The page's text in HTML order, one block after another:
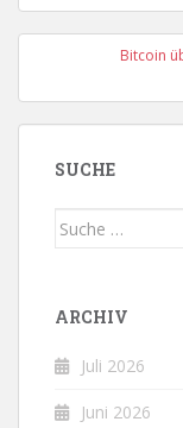
Bitcoin
SUCHE
Suche
ARCHIV
Juli 2026
Juni 2026